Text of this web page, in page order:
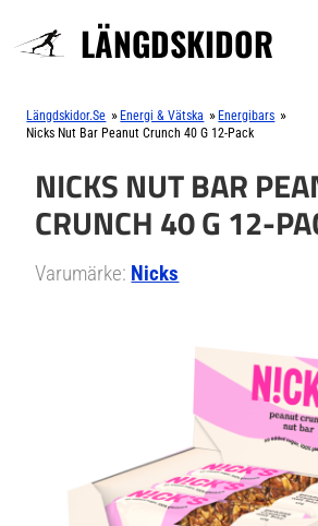
LÄNGDSKIDOR
Längdskidor.se » Energi & Vätska » Energibars »
Nicks Nut Bar Peanut Crunch 40 G 12-Pack
NICKS NUT BAR
CRUNCH 40 G 12-
Varumärke: Nicks